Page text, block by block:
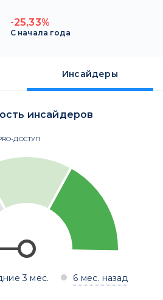
-25,33%
С начала года
Инсайдеры
инсайдеров
ДОСТУП
3 мес. 6 мес. назад